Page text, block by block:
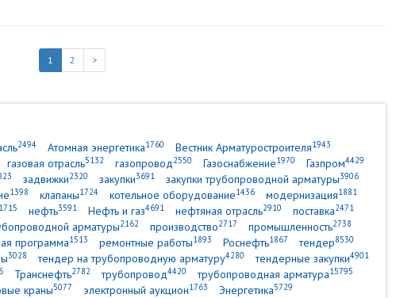
1 2 >
2494 Атомная энергетика1760 Вестник Арматуростроителя1943
газовая отрасль5132 газопровод2550 Газоснабжение1970 Газпром4429
задвижки2320 закупки3691 закупки трубопроводной арматуры3906
1398 клапаны1724 котельное оборудование1436 модернизация1881
1715 нефть3591 Нефть и газ4691 нефтяная отрасль2910 поставка2471
арматуры2162 производство2717 промышленность2738
программа1513 ремонтные работы1893 Роснефть1867 тендер8530
3028 тендер на трубопроводную арматуру4280 тендерные закупки4901
Транснефть2782 трубопровод4420 трубопроводная арматура15795
краны5077 электронный аукцион1763 Энергетика5729